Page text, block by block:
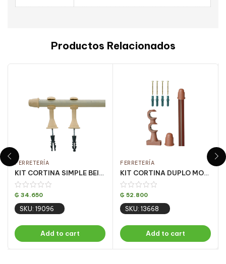
Productos Relacionados
FERRETERÍA
KIT CORTINA SIMPLE BEIGE 3 MT (PQT C/ 5 UN)
₲ 34.650
SKU: 19096
Add to cart
FERRETERÍA
KIT CORTINA DUPLO MOGNO 2.5 MT (PQT C/ 5 UN)
₲ 52.800
SKU: 13668
Add to cart